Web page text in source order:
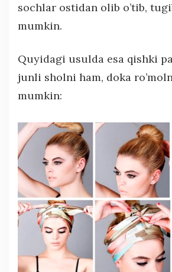
sochlar ostidan olib o’tib,
mumkin.
Quyidagi usulda esa qishki
junli sholni ham, doka
mumkin: